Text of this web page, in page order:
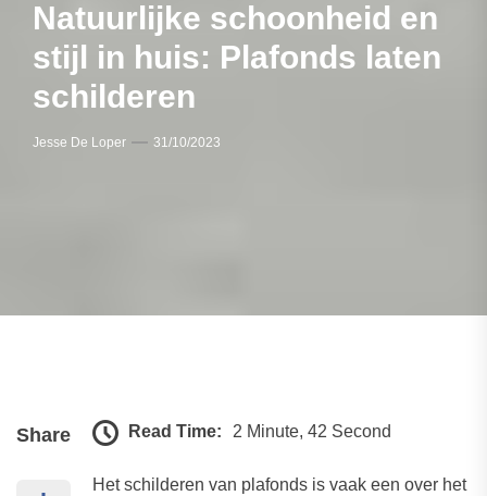
Natuurlijke schoonheid en
stijl in huis: Plafonds laten
schilderen
Jesse De Loper 31/10/2023
Share Read Time: 2 Minute, 42 Second
Het schilderen van plafonds is vaak een over het